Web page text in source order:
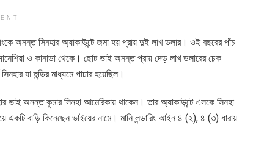
অনন্ত সিনহার অ্যাকাউন্টে জমা হয় প্রায় দুই লাখ ডলার। ওই বছরের পাঁচ
ও কানাডা থেকে। ছোট ভাই অনন্ত প্রায় দেড় লাখ ডলারের চেক
যা হুন্ডির মাধ্যমে পাচার হয়েছিল।
অনন্ত কুমার সিনহা আমেরিকায় থাকেন। তার অ্যাকাউন্টে এসকে সিনহা
একটি বাড়ি কিনেছেন ভাইয়ের নামে। মানি লন্ডারিং আইন ৪ (২), ৪ (৩) ধারায়